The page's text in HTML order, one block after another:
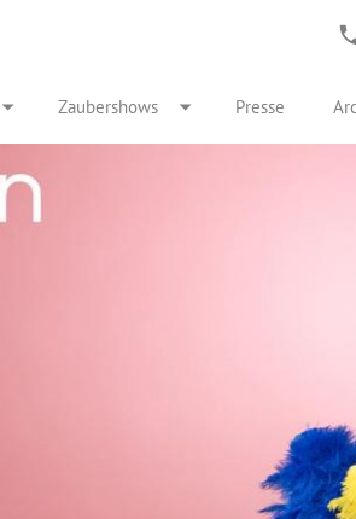
Zaubershows Presse